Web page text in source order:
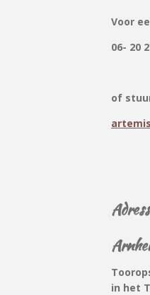
Voor
06- 20
of
in het